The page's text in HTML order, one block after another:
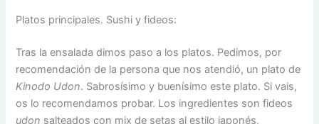
Platos principales. Sushi y fideos:
Tras la ensalada dimos paso a los platos. Pedimos, por
recomendación de la persona que nos atendió, un plato de
Kinodo Udon. Sabrosísimo y buenísimo este plato. Si vais,
os lo recomendamos probar. Los ingredientes son fideos
udon salteados con mix de setas al estilo japonés,